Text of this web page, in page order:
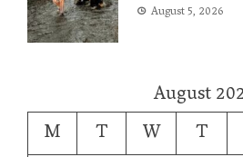
August 5, 2026
August
M
T W T